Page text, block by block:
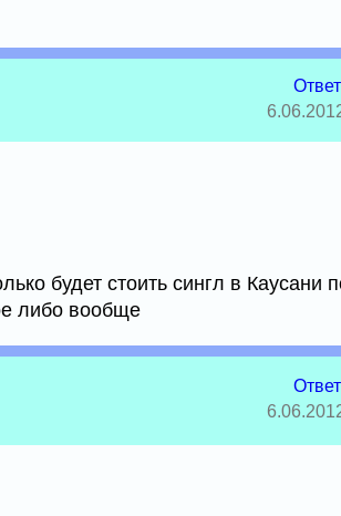
будет стоить сингл в Каусани
либо вообще